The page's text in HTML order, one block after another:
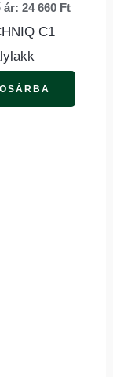
ár: 24 660 Ft
C1